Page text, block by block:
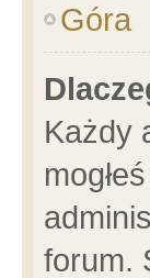
Góra
Każdy
forum.